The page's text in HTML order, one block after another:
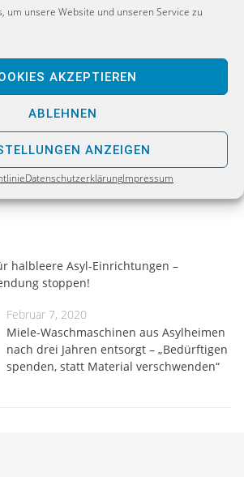
um unsere Website und unseren Service zu
AKZEPTIEREN
ABLEHNEN
ANZEIGEN
DatenschutzerklärungImpressum
nicht zu überbieten: Premium-
Freundin
in Leipzig und Dresden –
Jahre linken Terrors bevor?
halbleere Asyl-Einrichtungen –
stoppen!
Februar 7, 2020
Miele-Waschmaschinen aus Asylheimen
nach drei Jahren entsorgt – „Bedürftigen
spenden, statt Material verschwenden“